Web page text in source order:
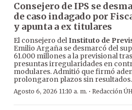
Consejero de IPS se
de caso indagado por
y apunta a ex titulares
El consejero delInstituto de
Emilio Argaña se desmarcó del
61.000 millones a la previsional
presuntas irregularidades en
modulares. Admitió que firmó
prolongaron plazos sin resultados.
Agosto 6, 2026 11:10 a. m. · Redacción ÚH